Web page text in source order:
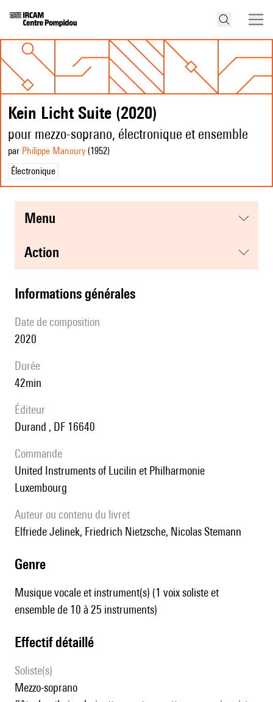
Kein Licht Suite (2020)
pour mezzo-soprano, électronique et ensemble
par Philippe Manoury (1952)
Électronique
menu
action
informations générales
date de composition
2020
durée
42min
éditeur
Durand , DF 16640
Commande
United Instruments of Lucilin et Philharmonie
Luxembourg
Auteur ou contenu du livret
Elfriede Jelinek, Friedrich Nietzsche, Nicolas Stemann
genre
Musique vocale et instrument(s) (1 voix soliste et
ensemble de 10 à 25 instruments)
effectif détaillé
Soliste(s)
mezzo-soprano